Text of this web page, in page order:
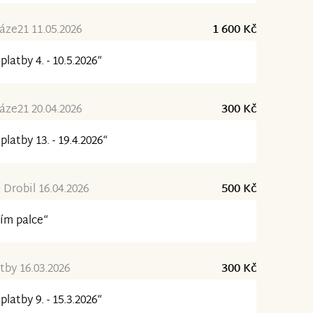
11.05.2026
1 600 Kč
4. - 10.5.2026“
20.04.2026
300 Kč
13. - 19.4.2026“
16.04.2026
500 Kč
palce“
16.03.2026
300 Kč
9. - 15.3.2026“